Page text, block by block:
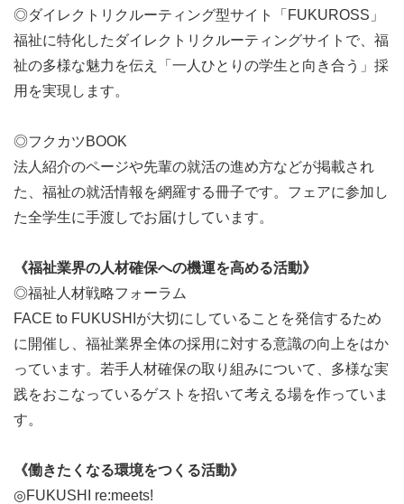
◎ダイレクトリクルーティング型サイト「FUKUROSS」
福祉に特化したダイレクトリクルーティングサイトで、福
祉の多様な魅力を伝え「一人ひとりの学生と向き合う」採
用を実現します。
◎フクカツBOOK
法人紹介のページや先輩の就活の進め方などが掲載され
た、福祉の就活情報を網羅する冊子です。フェアに参加し
た全学生に手渡しでお届けしています。
《福祉業界の人材確保への機運を高める活動》
◎福祉人材戦略フォーラム
FACE to FUKUSHIが大切にしていることを発信するため
に開催し、福祉業界全体の採用に対する意識の向上をはか
っています。若手人材確保の取り組みについて、多様な実
践をおこなっているゲストを招いて考える場を作っていま
す。
《働きたくなる環境をつくる活動》
◎FUKUSHI re:meets!